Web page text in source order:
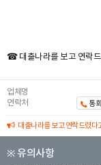
☎ 대출나라를 보고 연락
업체명
연락처
통
대출나라를 보고 연락드렸다
※ 유의사항